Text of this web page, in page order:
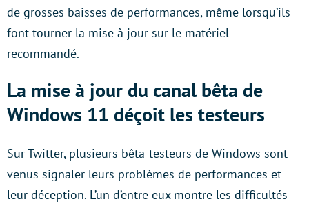
de grosses baisses de performances, même lorsqu’ils
font tourner la mise à jour sur le matériel
recommandé.
La mise à jour du canal bêta de
Windows 11 déçoit les testeurs
Sur Twitter, plusieurs bêta-testeurs de Windows sont
venus signaler leurs problèmes de performances et
leur déception. L’un d’entre eux montre les difficultés